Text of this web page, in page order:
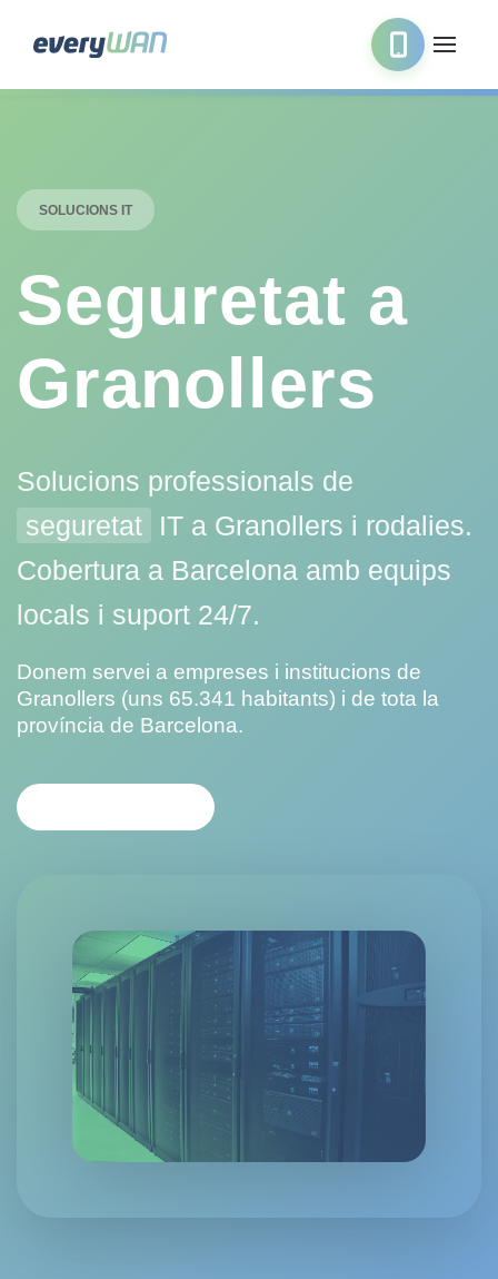
SOLUCIONS IT
Seguretat a
Granollers
Solucions professionals de
seguretat
IT a Granollers i rodalies.
Cobertura a Barcelona amb equips
locals i suport 24/7.
Donem servei a empreses i institucions de
Granollers (uns 65.341 habitants) i de tota la
província de Barcelona.